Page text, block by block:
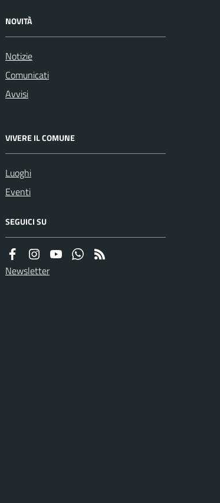
NOVITÀ
Notizie
Comunicati
Avvisi
VIVERE IL COMUNE
Luoghi
Eventi
SEGUICI SU
Newsletter